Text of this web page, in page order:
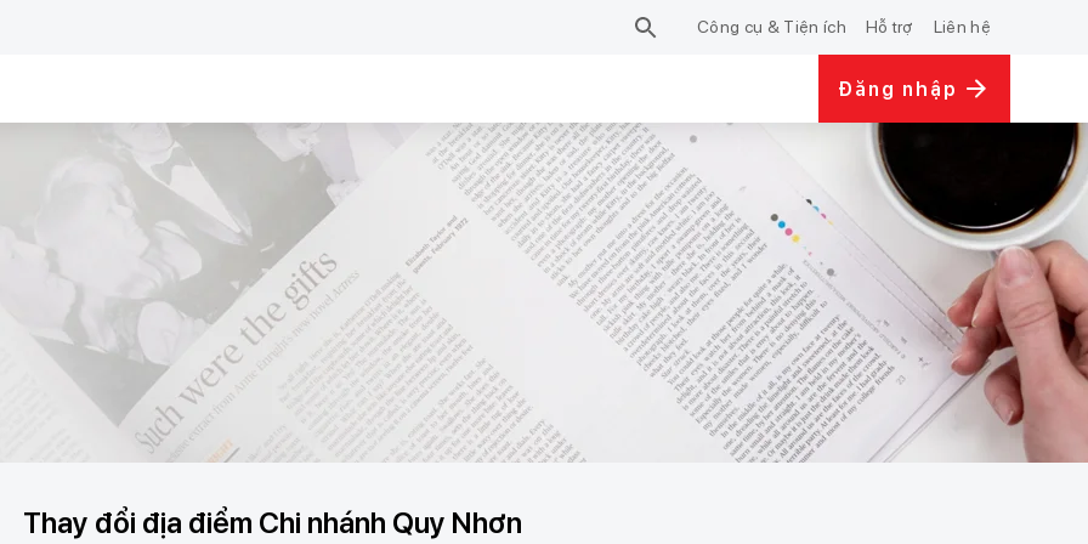
Công cụ & Tiện ích Hỗ trợ Liên hệ
Đăng nhập
Thay đổi địa điểm Chi nhánh Quy Nhơn